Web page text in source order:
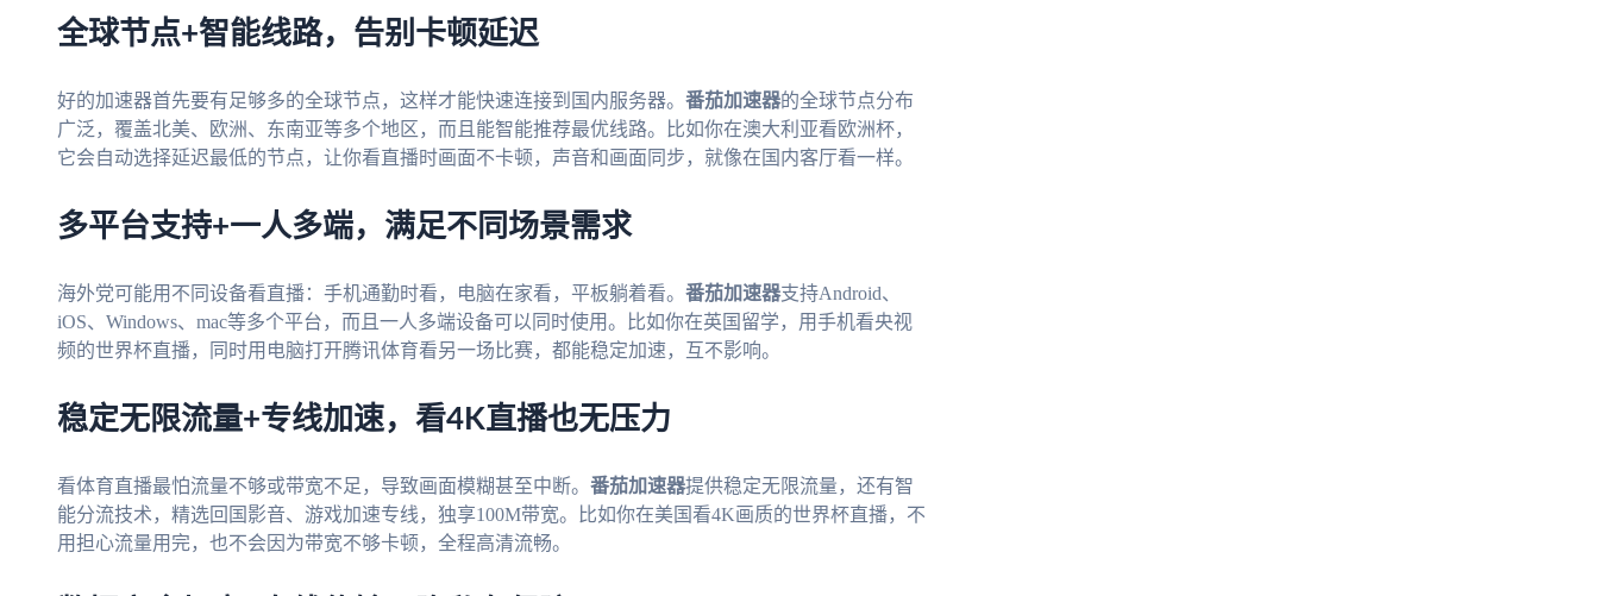
全球节点+智能线路，告别卡顿延迟
好的加速器首先要有足够多的全球节点，这样才能快速连接到国内服务器。 番茄加速器的全球节点分布
广泛，覆盖北美、欧洲、东南亚等多个地区，而且能智能推荐最优线路。比如你在澳大利亚看欧洲杯，
它会自动选择延迟最低的节点，让你看直播时画面不卡顿，声音和画面同步，就像在国内客厅看一样。
多平台支持+一人多端，满足不同场景需求
海外党可能用不同设备看直播：手机通勤时看，电脑在家看，平板躺着看。 番茄加速器支持Android、
iOS、Windows、mac等多个平台，而且一人多端设备可以同时使用。比如你在英国留学，用手机看央视
频的世界杯直播，同时用电脑打开腾讯体育看另一场比赛，都能稳定加速，互不影响。
稳定无限流量+专线加速，看4K直播也无压力
看体育直播最怕流量不够或带宽不足，导致画面模糊甚至中断。 番茄加速器提供稳定无限流量，还有智
能分流技术，精选回国影音、游戏加速专线，独享100M带宽。比如你在美国看4K画质的世界杯直播，不
用担心流量用完，也不会因为带宽不够卡顿，全程高清流畅。